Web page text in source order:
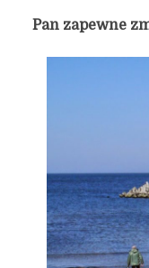
Pan zapewne